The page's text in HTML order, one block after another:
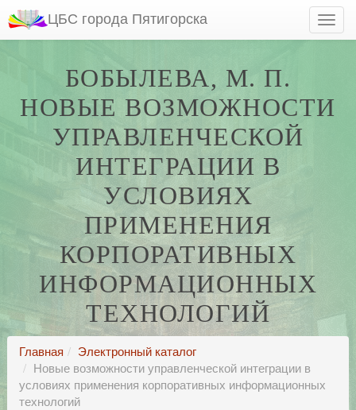
ЦБС города Пятигорска
БОБЫЛЕВА, М. П.
НОВЫЕ ВОЗМОЖНОСТИ
УПРАВЛЕНЧЕСКОЙ
ИНТЕГРАЦИИ В
УСЛОВИЯХ
ПРИМЕНЕНИЯ
КОРПОРАТИВНЫХ
ИНФОРМАЦИОННЫХ
ТЕХНОЛОГИЙ
Главная
Электронный каталог
Новые возможности управленческой интеграции в
условиях применения корпоративных информационных
технологий